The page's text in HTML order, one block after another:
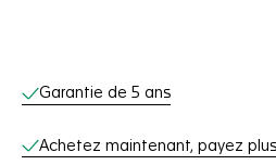
Services en ligne
Garantie de 5 ans
Achetez maintenant, payez plus